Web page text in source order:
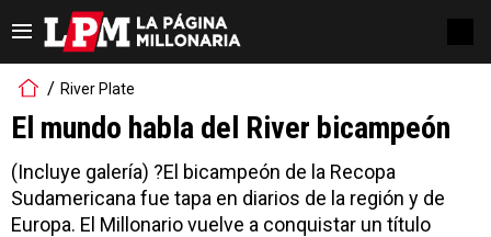
River Plate
El mundo habla del River bicampeón
(Incluye galería) ?El bicampeón de la Recopa
Sudamericana fue tapa en diarios de la región y de
Europa. El Millonario vuelve a conquistar un título